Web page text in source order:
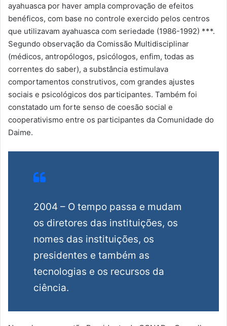
ayahuasca por haver ampla comprovação de efeitos
benéficos, com base no controle exercido pelos centros
que utilizavam ayahuasca com seriedade (1986-1992) ***.
Segundo observação da Comissão Multidisciplinar
(médicos, antropólogos, psicólogos, enfim, todas as
correntes do saber), a substância estimulava
comportamentos construtivos, com grandes ajustes
sociais e psicológicos dos participantes. Também foi
constatado um forte senso de coesão social e
cooperativismo entre os participantes da Comunidade do
Daime.
2004 – O tempo passa e mudam
os diretores das instituições, os
nomes das instituições, os
presidentes e também as
tecnologias e os recursos da
ciência.